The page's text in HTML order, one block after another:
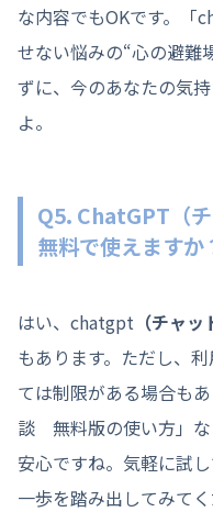
な内容でもOKです。
せない悩みの“心の避難
ずに、今のあなたの気
よ。
Q5. ChatGPT （
無料で使えますか
はい、chatgpt （チャッ
もあります。ただし、
ては制限がある場合も
談 無料版の使い方」な
安心ですね。気軽に試
一歩を踏み出してみてく